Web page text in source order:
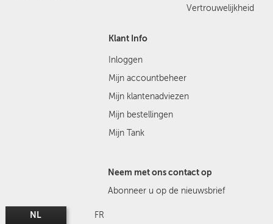
Vertrouwelijkheid
Klant Info
Inloggen
Mijn accountbeheer
Mijn klantenadviezen
Mijn bestellingen
Mijn Tank
Neem met ons contact op
Abonneer u op de nieuwsbrief
NL FR